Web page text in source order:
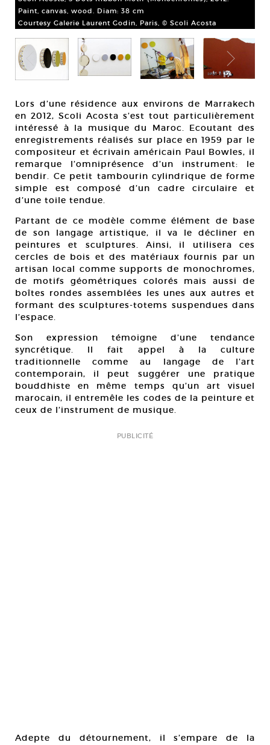
Paint, canvas, wood. Diam: 38 cm
Courtesy Galerie Laurent Godin, Paris, © Scoli Acosta
Lors d’une résidence aux environs de Marrakech
en 2012, Scoli Acosta s’est tout particulièrement
intéressé à la musique du Maroc. Ecoutant des
enregistrements réalisés sur place en 1959 par le
compositeur et écrivain américain Paul Bowles, il
remarque l’omniprésence d’un instrument: le
bendir. Ce petit tambourin cylindrique de forme
simple est composé d’un cadre circulaire et
d’une toile tendue.
Partant de ce modèle comme élément de base
de son langage artistique, il va le décliner en
peintures et sculptures. Ainsi, il utilisera ces
cercles de bois et des matériaux fournis par un
artisan local comme supports de monochromes,
de motifs géométriques colorés mais aussi de
boîtes rondes assemblées les unes aux autres et
formant des sculptures-totems suspendues dans
l’espace.
Son expression témoigne d’une tendance
syncrétique. Il fait appel à la culture
traditionnelle comme au langage de l’art
contemporain, il peut suggérer une pratique
bouddhiste en même temps qu’un art visuel
marocain, il entremêle les codes de la peinture et
ceux de l’instrument de musique.
PUBLICITÉ
Adepte du détournement, il s’empare de la